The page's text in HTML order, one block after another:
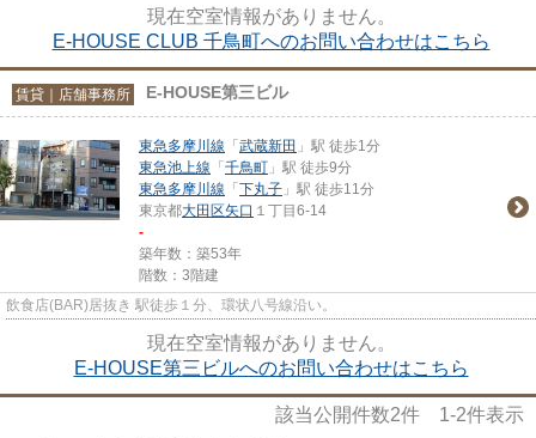
現在空室情報がありません。
E-HOUSE CLUB 千鳥町へのお問い合わせはこちら
賃貸｜店舗事務所 E-HOUSE第三ビル
東急多摩川線 「 武蔵新田 」駅 徒歩1分
東急池上線 「 千鳥町 」駅 徒歩9分
東急多摩川線 「 下丸子 」駅 徒歩11分
東京都大田区矢口 １丁目6-14
-
築年数：築53年
階数：3階建
飲食店(BAR)居抜き 駅徒歩１分、環状八号線沿い。
現在空室情報がありません。
E-HOUSE第三ビルへのお問い合わせはこちら
該当公開件数2件 1-2件表示